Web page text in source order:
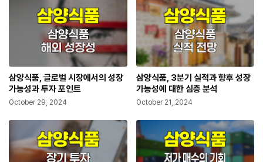
삼양식품, 글로벌 시장에서의 성장
가능성과 투자 포인트
October 29, 2024
삼양식품, 3분기 실적과 향후 성장
가능성에 대한 심층 분석
October 21, 2024